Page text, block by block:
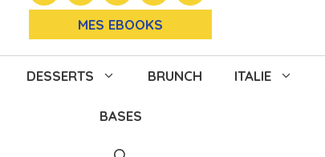
MES EBOOKS
DESSERTS BRUNCH ITALIE
BASES